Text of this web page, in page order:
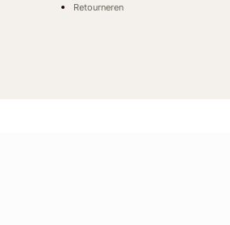
Retourneren